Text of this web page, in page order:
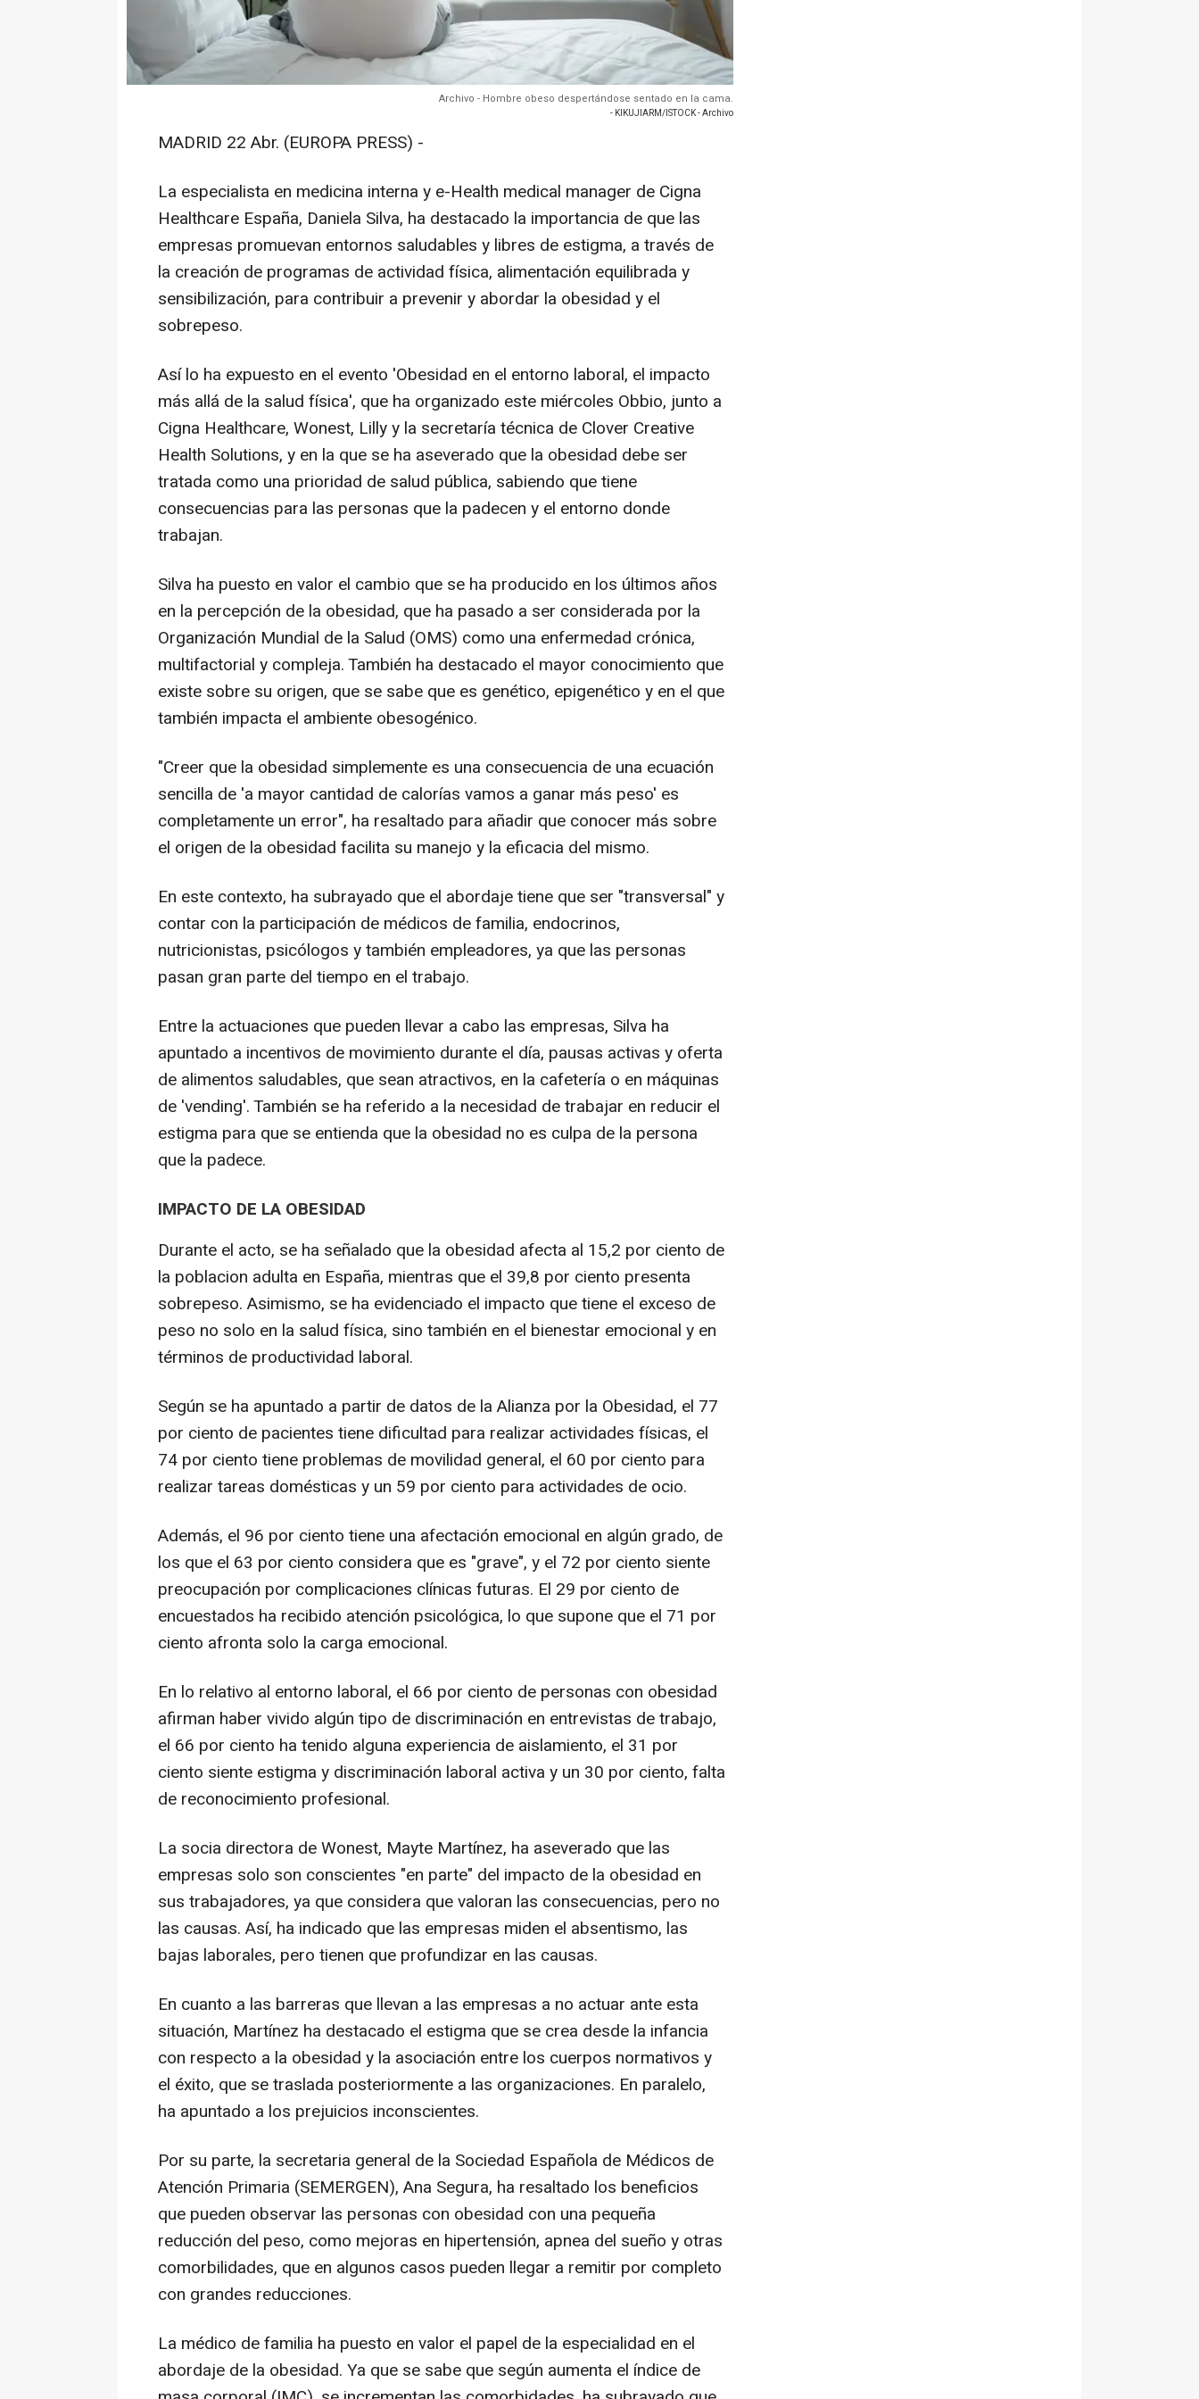
Archivo - Hombre obeso despertándose sentado en la cama.
- KIKUJIARM/ISTOCK - Archivo
MADRID 22 Abr. (EUROPA PRESS) -
La especialista en medicina interna y e-Health medical manager de Cigna
Healthcare España, Daniela Silva, ha destacado la importancia de que las
empresas promuevan entornos saludables y libres de estigma, a través de
la creación de programas de actividad física, alimentación equilibrada y
sensibilización, para contribuir a prevenir y abordar la obesidad y el
sobrepeso.
Así lo ha expuesto en el evento 'Obesidad en el entorno laboral, el impacto
más allá de la salud física', que ha organizado este miércoles Obbio, junto a
Cigna Healthcare, Wonest, Lilly y la secretaría técnica de Clover Creative
Health Solutions, y en la que se ha aseverado que la obesidad debe ser
tratada como una prioridad de salud pública, sabiendo que tiene
consecuencias para las personas que la padecen y el entorno donde
trabajan.
Silva ha puesto en valor el cambio que se ha producido en los últimos años
en la percepción de la obesidad, que ha pasado a ser considerada por la
Organización Mundial de la Salud (OMS) como una enfermedad crónica,
multifactorial y compleja. También ha destacado el mayor conocimiento que
existe sobre su origen, que se sabe que es genético, epigenético y en el que
también impacta el ambiente obesogénico.
"Creer que la obesidad simplemente es una consecuencia de una ecuación
sencilla de 'a mayor cantidad de calorías vamos a ganar más peso' es
completamente un error", ha resaltado para añadir que conocer más sobre
el origen de la obesidad facilita su manejo y la eficacia del mismo.
En este contexto, ha subrayado que el abordaje tiene que ser "transversal" y
contar con la participación de médicos de familia, endocrinos,
nutricionistas, psicólogos y también empleadores, ya que las personas
pasan gran parte del tiempo en el trabajo.
Entre la actuaciones que pueden llevar a cabo las empresas, Silva ha
apuntado a incentivos de movimiento durante el día, pausas activas y oferta
de alimentos saludables, que sean atractivos, en la cafetería o en máquinas
de 'vending'. También se ha referido a la necesidad de trabajar en reducir el
estigma para que se entienda que la obesidad no es culpa de la persona
que la padece.
IMPACTO DE LA OBESIDAD
Durante el acto, se ha señalado que la obesidad afecta al 15,2 por ciento de
la poblacion adulta en España, mientras que el 39,8 por ciento presenta
sobrepeso. Asimismo, se ha evidenciado el impacto que tiene el exceso de
peso no solo en la salud física, sino también en el bienestar emocional y en
términos de productividad laboral.
Según se ha apuntado a partir de datos de la Alianza por la Obesidad, el 77
por ciento de pacientes tiene dificultad para realizar actividades físicas, el
74 por ciento tiene problemas de movilidad general, el 60 por ciento para
realizar tareas domésticas y un 59 por ciento para actividades de ocio.
Además, el 96 por ciento tiene una afectación emocional en algún grado, de
los que el 63 por ciento considera que es "grave", y el 72 por ciento siente
preocupación por complicaciones clínicas futuras. El 29 por ciento de
encuestados ha recibido atención psicológica, lo que supone que el 71 por
ciento afronta solo la carga emocional.
En lo relativo al entorno laboral, el 66 por ciento de personas con obesidad
afirman haber vivido algún tipo de discriminación en entrevistas de trabajo,
el 66 por ciento ha tenido alguna experiencia de aislamiento, el 31 por
ciento siente estigma y discriminación laboral activa y un 30 por ciento, falta
de reconocimiento profesional.
La socia directora de Wonest, Mayte Martínez, ha aseverado que las
empresas solo son conscientes "en parte" del impacto de la obesidad en
sus trabajadores, ya que considera que valoran las consecuencias, pero no
las causas. Así, ha indicado que las empresas miden el absentismo, las
bajas laborales, pero tienen que profundizar en las causas.
En cuanto a las barreras que llevan a las empresas a no actuar ante esta
situación, Martínez ha destacado el estigma que se crea desde la infancia
con respecto a la obesidad y la asociación entre los cuerpos normativos y
el éxito, que se traslada posteriormente a las organizaciones. En paralelo,
ha apuntado a los prejuicios inconscientes.
Por su parte, la secretaria general de la Sociedad Española de Médicos de
Atención Primaria (SEMERGEN), Ana Segura, ha resaltado los beneficios
que pueden observar las personas con obesidad con una pequeña
reducción del peso, como mejoras en hipertensión, apnea del sueño y otras
comorbilidades, que en algunos casos pueden llegar a remitir por completo
con grandes reducciones.
La médico de familia ha puesto en valor el papel de la especialidad en el
abordaje de la obesidad. Ya que se sabe que según aumenta el índice de